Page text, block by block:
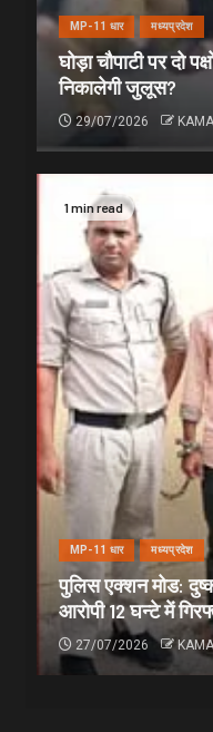
MP-11 धार मध्यप्रदेश
घोड़ा चौपाटी पर दो
निकालेगी जुलूस?
29/07/2026
1 min read
MP-11 धार मध्यप्रदेश
पुलिस एक्शन मोड:
आरोपी 12 घन्टे में
27/07/2026